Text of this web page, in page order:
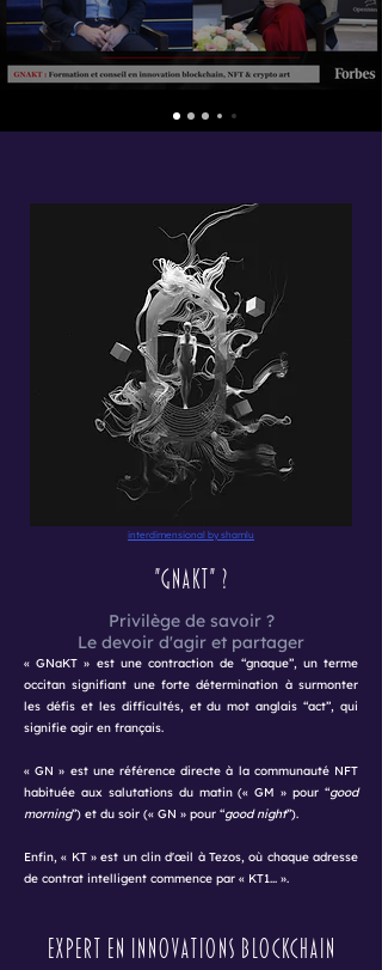
interdimensional by shamlu
"GNaKT" ?
Privilège de savoir ?
Le devoir d'agir et partager
« GNaKT » est une contraction de “gnaque”, un terme
occitan signifiant une forte détermination à surmonter
les défis et les difficultés, et du mot anglais “act”, qui
signifie agir en français.
« GN » est une référence directe à la communauté NFT
habituée aux salutations du matin (« GM » pour “good
morning”) et du soir (« GN » pour “good night”).
Enfin, « KT » est un clin d'œil à Tezos, où chaque adresse
de contrat intelligent commence par « KT1... ».
Expert en innovations blockchain